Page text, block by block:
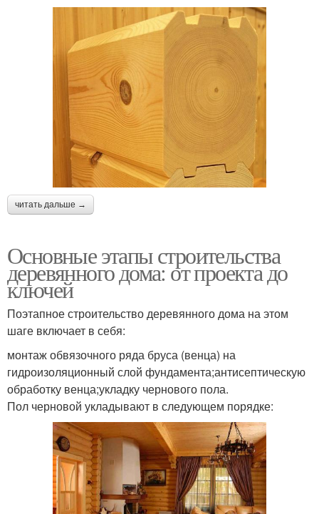
читать дальше →
Основные этапы строительства
деревянного дома: от проекта до
ключей
Поэтапное строительство деревянного дома на этом
шаге включает в себя:
монтаж обвязочного ряда бруса (венца) на
гидроизоляционный слой фундамента;антисептическую
обработку венца;укладку чернового пола.
Пол черновой укладывают в следующем порядке: